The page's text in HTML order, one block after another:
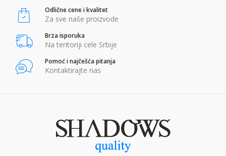
POŠALJI
Odlične cene i kvalitet
Za sve naše proizvode
Brza isporuka
Na teritoriji cele Srbije
Pomoć i najčešća pitanja
Kontaktirajte nas